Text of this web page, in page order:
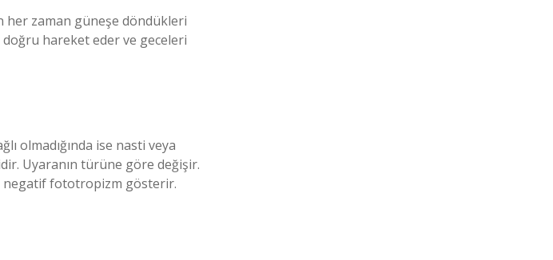
her zaman güneşe döndükleri
hareket eder ve geceleri
olmadığında ise nasti veya
Uyaranın türüne göre değişir.
negatif fototropizm gösterir.